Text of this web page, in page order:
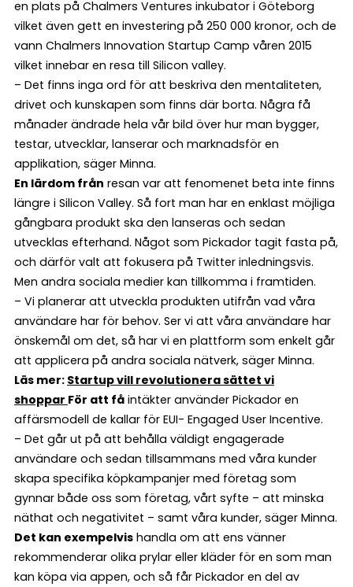
en plats på Chalmers Ventures inkubator i Göteborg
vilket även gett en investering på 250 000 kronor, och de
vann Chalmers Innovation Startup Camp våren 2015
vilket innebar en resa till Silicon valley.
– Det finns inga ord för att beskriva den mentaliteten,
drivet och kunskapen som finns där borta. Några få
månader ändrade hela vår bild över hur man bygger,
testar, utvecklar, lanserar och marknadsför en
applikation, säger Minna.
En lärdom från resan var att fenomenet beta inte finns
längre i Silicon Valley. Så fort man har en enklast möjliga
gångbara produkt ska den lanseras och sedan
utvecklas efterhand. Något som Pickador tagit fasta på,
och därför valt att fokusera på Twitter inledningsvis.
Men andra sociala medier kan tillkomma i framtiden.
– Vi planerar att utveckla produkten utifrån vad våra
användare har för behov. Ser vi att våra användare har
önskemål om det, så har vi en plattform som enkelt går
att applicera på andra sociala nätverk, säger Minna.
Läs mer: Startup vill revolutionera sättet vi
shoppar För att få intäkter använder Pickador en
affärsmodell de kallar för EUI- Engaged User Incentive.
– Det går ut på att behålla väldigt engagerade
användare och sedan tillsammans med våra kunder
skapa specifika köpkampanjer med företag som
gynnar både oss som företag, vårt syfte – att minska
näthat och negativitet – samt våra kunder, säger Minna.
Det kan exempelvis handla om att ens vänner
rekommenderar olika prylar eller kläder för en som man
kan köpa via appen, och så får Pickador en del av